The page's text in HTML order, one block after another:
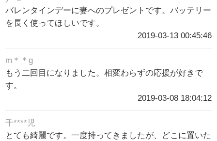
バレンタインデーに妻へのプレゼントです。バッテリー
を長く使ってほしいです。
2019-03-13 00:45:46
m＊＊g
もう二回目になりました。相変わらずの応援が好きで
す。
2019-03-08 18:04:12
千****児
とても綺麗です。一度持ってきましたが、どこに置いた